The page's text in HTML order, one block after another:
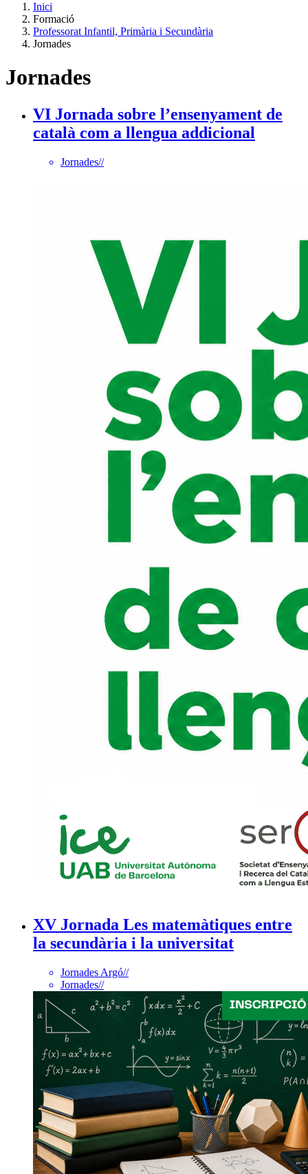
Inici
Formació
Professorat Infantil, Primària i Secundària
Jornades
Jornades
VI Jornada sobre l’ensenyament de
català com a llengua addicional
Jornades//
XV Jornada Les matemàtiques entre
la secundària i la universitat
Jornades Argó//
Jornades//